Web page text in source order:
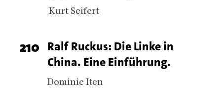
Authors
Kurt Seifert
Page
number
210 Titel
Ralf Ruckus: Die Linke in
China. Eine Einführung.
Authors
Dominic Iten